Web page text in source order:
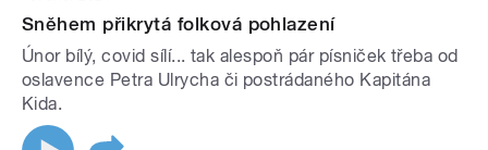
Sněhem přikrytá folková pohlazení
Únor bílý, covid sílí... tak alespoň pár písniček třeba od
oslavence Petra Ulrycha či postrádaného Kapitána
Kida.